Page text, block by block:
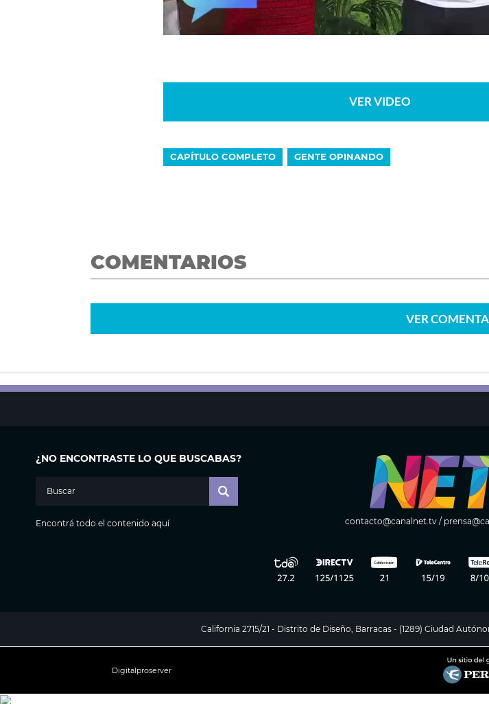
VER VIDEO
CAPÍTULO COMPLETO GENTE OPINANDO
COMENTARIOS
VER
¿NO ENCONTRASTE LO QUE BUSCABAS?
Encontrá todo el contenido aquí contacto@canalnet.tv/
California 2715/21 - Distrito de Diseño, Barracas - (1289) Ciudad
Digitalproserver